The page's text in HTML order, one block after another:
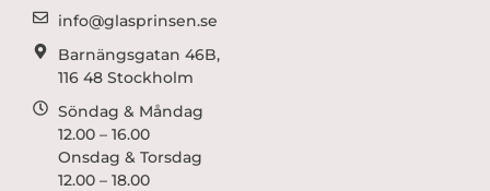
info@glasprinsen.se
Barnängsgatan 46B,
116 48 Stockholm
Söndag & Måndag
12.00 – 16.00
Onsdag & Torsdag
12.00 – 18.00